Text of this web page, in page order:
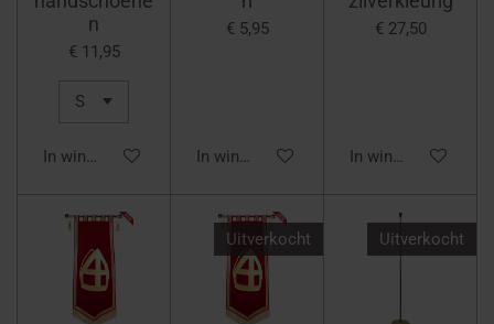
n
€ 11,95
In winkelwagen
€ 5,95
In winkelwagen
€ 27,50
In winkelwagen
Uitverkocht Uitverkocht